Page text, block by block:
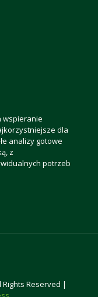
wspieranie
dla
analizy gotowe
z
potrzeb
Rights Reserved |